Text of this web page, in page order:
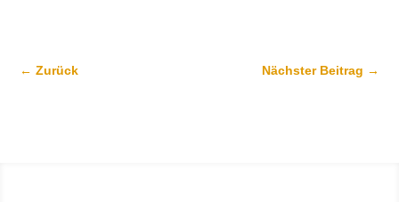
←Zurück Nächster Beitrag →